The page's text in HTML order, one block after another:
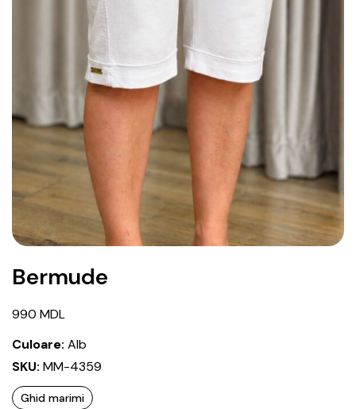
Bermude
990 MDL
Culoare: Alb
SKU: MM-4359
Ghid marimi